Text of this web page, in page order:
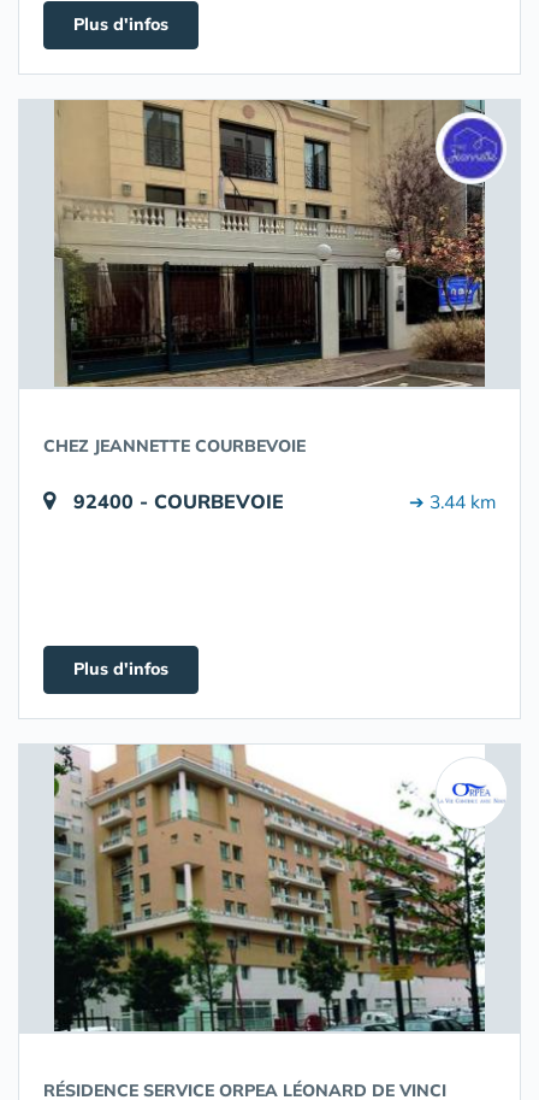
Plus d'infos
CHEZ JEANNETTE COURBEVOIE
92400 - COURBEVOIE ➔ 3.44 km
Plus d'infos
RÉSIDENCE SERVICE ORPEA LÉONARD DE VINCI